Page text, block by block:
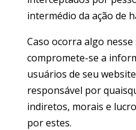
intermédio da ação de
Caso ocorra algo nesse
compromete-se a
usuários de seu
responsável por
indiretos, morais e
por estes.